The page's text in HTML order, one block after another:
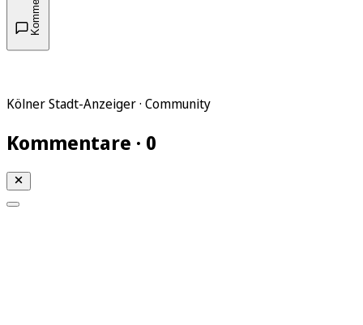
Kölner Stadt-Anzeiger · Community
Kommentare · 0